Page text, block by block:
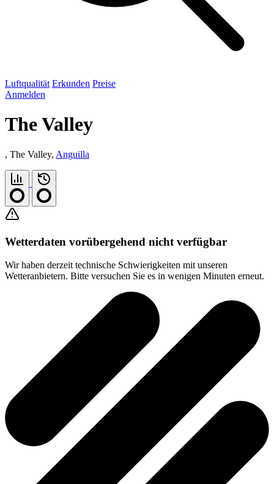
Luftqualität Erkunden Preise
Anmelden
The Valley
, The Valley, Anguilla
Wetterdaten vorübergehend nicht verfügbar
Wir haben derzeit technische Schwierigkeiten mit unseren
Wetteranbietern. Bitte versuchen Sie es in wenigen Minuten erneut.